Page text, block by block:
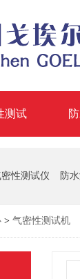
测试
性测试仪 防
> 气密性测试机